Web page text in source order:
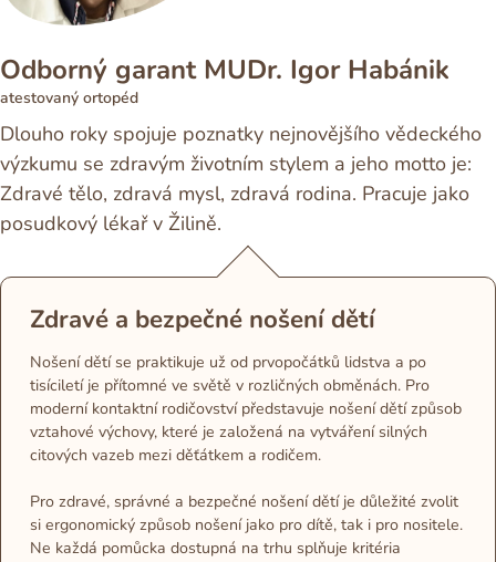
Odborný garant MUDr. Igor Habánik
atestovaný ortopéd
Dlouho roky spojuje poznatky nejnovějšího vědeckého
výzkumu se zdravým životním stylem a jeho motto je:
Zdravé tělo, zdravá mysl, zdravá rodina. Pracuje jako
posudkový lékař v Žilině.
Zdravé a bezpečné nošení dětí
Nošení dětí se praktikuje už od prvopočátků lidstva a po
tisíciletí je přítomné ve světě v rozličných obměnách. Pro
moderní kontaktní rodičovství představuje nošení dětí způsob
vztahové výchovy, které je založená na vytváření silných
citových vazeb mezi děťátkem a rodičem.
Pro zdravé, správné a bezpečné nošení dětí je důležité zvolit
si ergonomický způsob nošení jako pro dítě, tak i pro nositele.
Ne každá pomůcka dostupná na trhu splňuje kritéria